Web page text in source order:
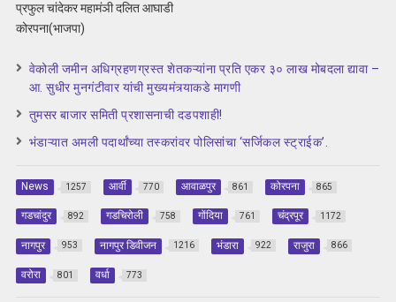
प्रफुल चांदेकर महामंञी दलित आघाडी
कोरपना(भाजपा)
वेकोली जमीन अधिग्रहणग्रस्त शेतकऱ्यांना प्रति एकर ३० लाख मोबदला द्यावा –
आ. सुधीर मुनगंटीवार यांची मुख्यमंत्र्याकडे मागणी
तुमसर बाजार समिती प्रशासनाची दडपशाही!
भंडाऱ्यात अमली पदार्थांच्या तस्करांवर पोलिसांचा ‘सर्जिकल स्ट्राईक’.
News 1257 आर्वी 770 आवाळपुर 861 कोरपना 865
गडचांदुर 892 गडचिरोली 758 गोंदिया 761 चंद्रपूर 1172
नागपुर 953 नागपुर डिवीजन 1216 भंडारा 922 राजुरा 866
वरोरा 801 वर्धा 773